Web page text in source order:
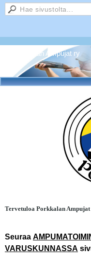
Porkkalan Ampujat ry
Tervetuloa Porkkalan
Seuraa
VARUSKUNNASSA